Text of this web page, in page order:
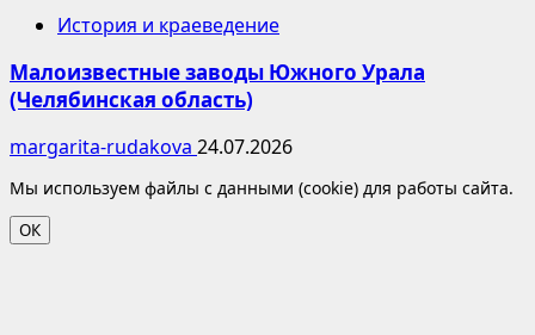
История и краеведение
Малоизвестные заводы Южного Урала
(Челябинская область)
margarita-rudakova 24.07.2026
Мы используем файлы с данными (cookie) для работы сайта.
ОК